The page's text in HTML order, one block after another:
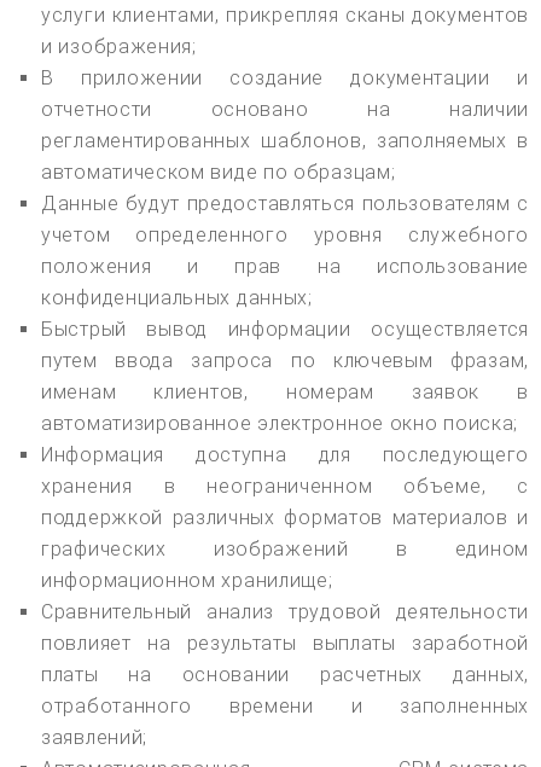
услуги клиентами, прикрепляя сканы документов
и изображения;
В приложении создание документации и
отчетности основано на наличии
регламентированных шаблонов, заполняемых в
автоматическом виде по образцам;
Данные будут предоставляться пользователям с
учетом определенного уровня служебного
положения и прав на использование
конфиденциальных данных;
Быстрый вывод информации осуществляется
путем ввода запроса по ключевым фразам,
именам клиентов, номерам заявок в
автоматизированное электронное окно поиска;
Информация доступна для последующего
хранения в неограниченном объеме, с
поддержкой различных форматов материалов и
графических изображений в едином
информационном хранилище;
Сравнительный анализ трудовой деятельности
повлияет на результаты выплаты заработной
платы на основании расчетных данных,
отработанного времени и заполненных
заявлений;